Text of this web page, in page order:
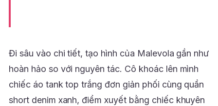
Đi sâu vào chi tiết, tạo hình của Malevola gần như
hoàn hảo so với nguyên tác. Cô khoác lên mình
chiếc áo tank top trắng đơn giản phối cùng quần
short denim xanh, điểm xuyết bằng chiếc khuyên